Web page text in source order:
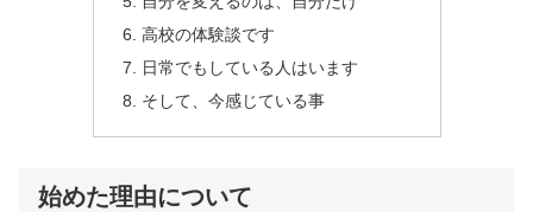
高校の体験談です
日常でもしている人はいます
そして、今感じている事
始めた理由について